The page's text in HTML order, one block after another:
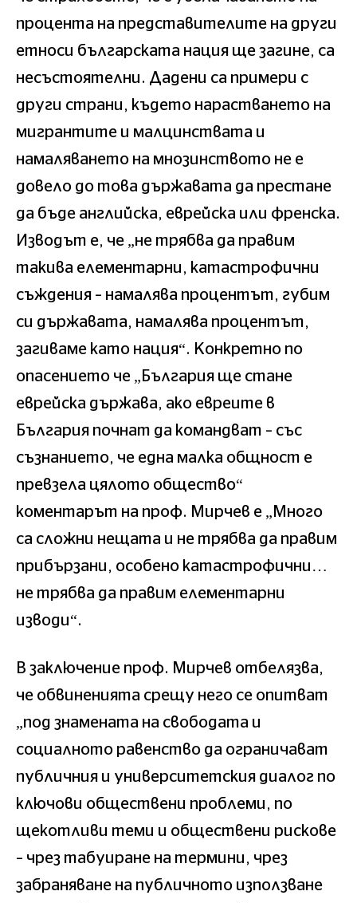
процента на представителите на други
етноси българската нация ще загине, са
несъстоятелни. Дадени са примери с
други страни, където нарастването на
мигрантите и малцинствата и
намаляването на мнозинството не е
довело до това държавата да престане
да бъде английска, еврейска или френска.
Изводът е, че „не трябва да правим
такива елементарни, катастрофични
съждения – намалява процентът, губим
си държавата, намалява процентът,
загиваме като нация“. Конкретно по
опасението че „България ще стане
еврейска държава, ако евреите в
България почнат да командват – със
съзнанието, че една малка общност е
превзела цялото общество“
коментарът на проф. Мирчев е „Много
са сложни нещата и не трябва да правим
прибързани, особено катастрофични…
не трябва да правим елементарни
изводи“.
В заключение проф. Мирчев отбелязва,
че обвиненията срещу него се опитват
„под знамената на свободата и
социалното равенство да ограничават
публичния и университетския диалог по
ключови обществени проблеми, по
щекотливи теми и обществени рискове
– чрез табуиране на термини, чрез
забраняване на публичното използване